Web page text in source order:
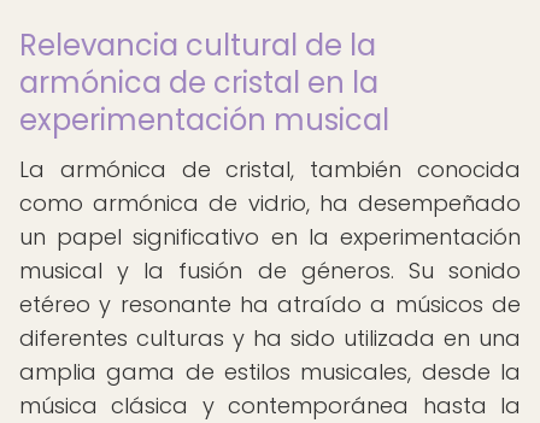
Relevancia cultural de la
armónica de cristal en la
experimentación musical
La armónica de cristal, también conocida
como armónica de vidrio, ha desempeñado
un papel significativo en la experimentación
musical y la fusión de géneros. Su sonido
etéreo y resonante ha atraído a músicos de
diferentes culturas y ha sido utilizada en una
amplia gama de estilos musicales, desde la
música clásica y contemporánea hasta la